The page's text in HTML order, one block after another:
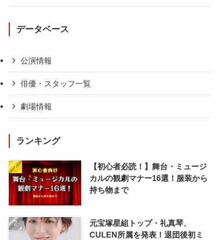
データベース
公演情報
俳優・スタッフ一覧
劇場情報
ランキング
【初心者必読！】舞台・ミュージ
カルの観劇マナー16選！服装から
持ち物まで
元宝塚星組トップ・礼真琴、
CULEN所属を発表！退団後初ミ